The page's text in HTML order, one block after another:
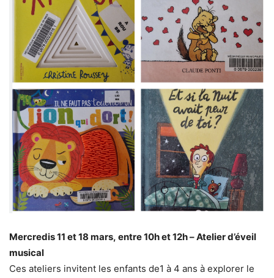
Mercredis 11 et 18 mars, entre 10h et 12h – Atelier d’éveil
musical
Ces ateliers invitent les enfants de1 à 4 ans à explorer le